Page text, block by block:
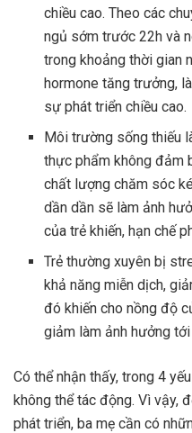
chiều cao. Theo các
ngủ sớm trước 22h và
trong khoảng thời gian
hormone tăng trưởng,
sự phát triển chiều cao.
Môi trường sống thiếu
thực phẩm không đảm
chất lượng chăm sóc
dần dần sẽ làm ảnh
của trẻ khiến, hạn chế
Trẻ thường xuyên bị
khả năng miễn dịch,
đó khiến cho nồng độ
giảm làm ảnh hưởng
Có thể nhận thấy, trong 4
không thể tác động. Vì vậy,
phát triển, ba mẹ cần có